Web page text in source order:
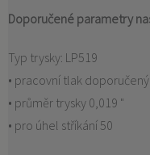
Doporučené parametry
Typ trysky: LP519
• pracovní tlak
• průměr trysky 0,019 "
• pro úhel stříkání 50